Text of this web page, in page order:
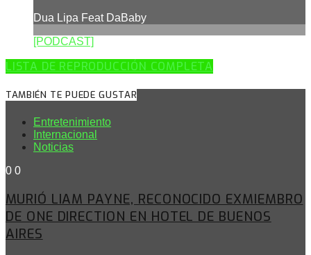
Dua Lipa Feat DaBaby
[PODCAST]
LISTA DE REPRODUCCIÓN COMPLETA
TAMBIÉN TE PUEDE GUSTAR
Entretenimiento
Internacional
Noticias
0 0
MURIÓ LIAM PAYNE, RECONOCIDO EXMIEMBRO
DE ONE DIRECTION EN HOTEL DE BUENOS
AIRES